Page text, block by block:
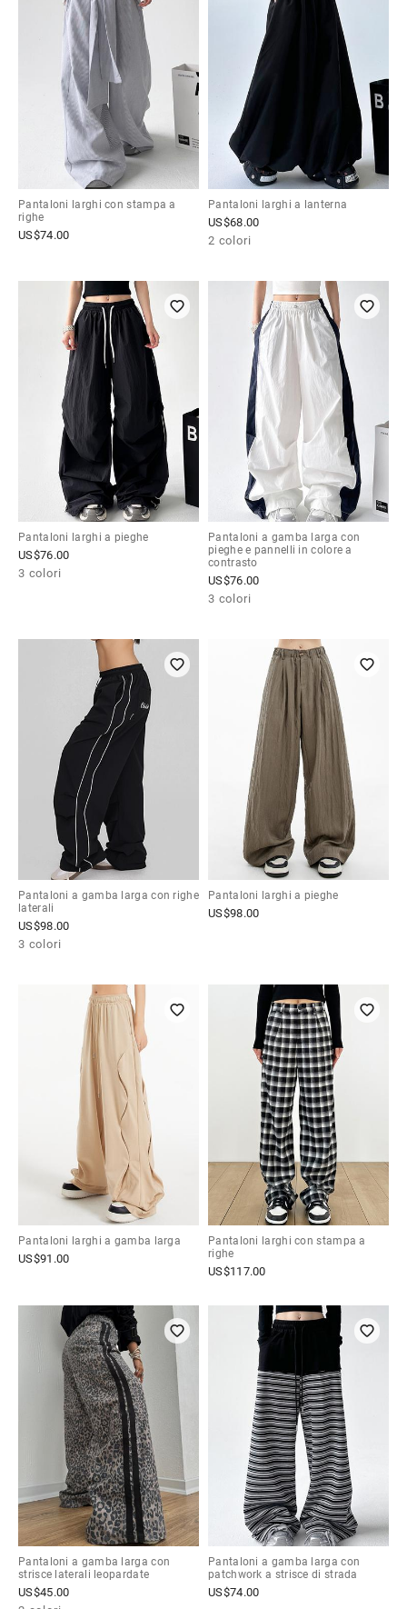
Pantaloni larghi con stampa a
righe
US$74.00
Pantaloni larghi a lanterna
US$68.00
2 colori
Pantaloni larghi a pieghe
US$76.00
3 colori
Pantaloni a gamba larga con
pieghe e pannelli in colore a
contrasto
US$76.00
3 colori
Pantaloni a gamba larga con righe
laterali
US$98.00
3 colori
Pantaloni larghi a pieghe
US$98.00
Pantaloni larghi a gamba larga
US$91.00
Pantaloni larghi con stampa a
righe
US$117.00
Pantaloni a gamba larga con
strisce laterali leopardate
US$45.00
Pantaloni a gamba larga con
patchwork a strisce di strada
US$74.00